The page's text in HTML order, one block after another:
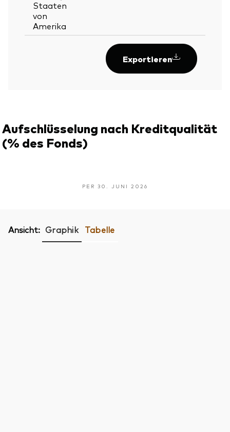
Staaten
von
Amerika
Exportieren
Aufschlüsselung nach Kreditqualität
(% des Fonds)
PER 30. JUNI 2026
Ansicht: Graphik Tabelle